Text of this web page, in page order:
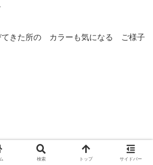
きた所の カラーも気になる ご様子
が出にくい髪質なので 動きを出し
検索 トップ サイドバー